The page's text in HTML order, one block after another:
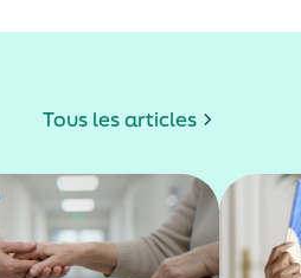
Tous les articles